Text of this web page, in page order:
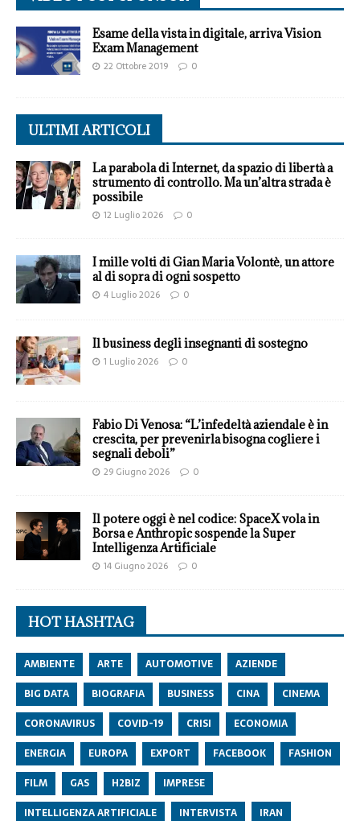
Esame della vista in digitale, arriva Vision
Exam Management
22 Ottobre 2019 0
ULTIMI ARTICOLI
La parabola di Internet, da spazio di libertà a
strumento di controllo. Ma un’altra strada è
possibile
12 Luglio 2026 0
I mille volti di Gian Maria Volontè, un attore
al di sopra di ogni sospetto
4 Luglio 2026 0
Il business degli insegnanti di sostegno
1 Luglio 2026 0
Fabio Di Venosa: “L’infedeltà aziendale è in
crescita, per prevenirla bisogna cogliere i
segnali deboli”
29 Giugno 2026 0
Il potere oggi è nel codice: SpaceX vola in
Borsa e Anthropic sospende la Super
Intelligenza Artificiale
14 Giugno 2026 0
HOT HASHTAG
AMBIENTE ARTE AUTOMOTIVE
AZIENDE
BIG DATA
BIOGRAFIA BUSINESS CINA
CINEMA
CORONAVIRUS
COVID-19 CRISI
ECONOMIA
ENERGIA
EUROPA EXPORT FACEBOOK
FASHION
FILM
GAS H2BIZ
IMPRESE
INTELLIGENZA ARTIFICIALE
INTERVISTA IRAN